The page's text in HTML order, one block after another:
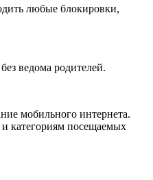
любые блокировки,
ведома родителей.
мобильного интернета.
категориям посещаемых